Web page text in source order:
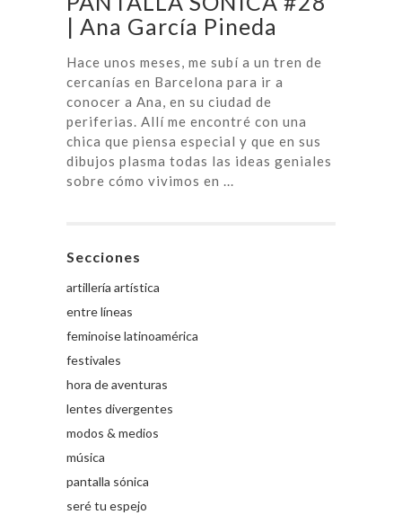
| Ana García Pineda
Hace unos meses, me subí a un tren de
cercanías en Barcelona para ir a
conocer a Ana, en su ciudad de
periferias. Allí me encontré con una
chica que piensa especial y que en sus
dibujos plasma todas las ideas geniales
sobre cómo vivimos en ...
Secciones
artillería artística
entre líneas
feminoise latinoamérica
festivales
hora de aventuras
lentes divergentes
modos & medios
música
pantalla sónica
seré tu espejo